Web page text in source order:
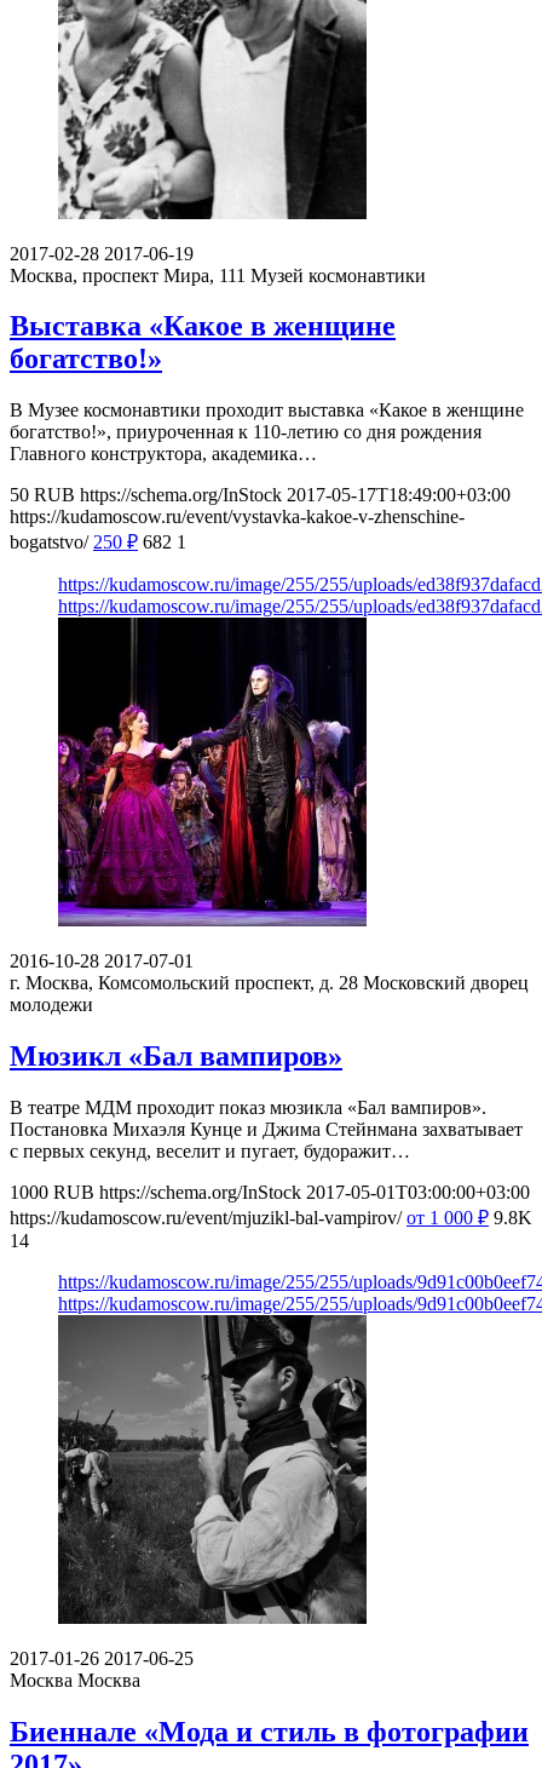
2017-02-28 2017-06-19
Москва, проспект Мира, 111 Музей космонавтики
Выставка «Какое в женщине
богатство!»
В Музее космонавтики проходит выставка «Какое в женщине
богатство!», приуроченная к 110-летию со дня рождения
Главного конструктора, академика…
50 RUB https://schema.org/InStock 2017-05-17T18:49:00+03:00
https://kudamoscow.ru/event/vystavka-kakoe-v-zhenschine-
bogatstvo/ 250 ₽ 682 1
https://kudamoscow.ru/image/255/255/uploads/
https://kudamoscow.ru/image/255/255/uploads/
2016-10-28 2017-07-01
г. Москва, Комсомольский проспект, д. 28 Московский дворец
молодежи
Мюзикл «Бал вампиров»
В театре МДМ проходит показ мюзикла «Бал вампиров».
Постановка Михаэля Кунце и Джима Стейнмана захватывает
с первых секунд, веселит и пугает, будоражит…
1000 RUB https://schema.org/InStock 2017-05-01T03:00:00+03:00
https://kudamoscow.ru/event/mjuzikl-bal-vampirov/ от 1 000 ₽ 9.8K
14
https://kudamoscow.ru/image/255/255/uploads/
https://kudamoscow.ru/image/255/255/uploads/
2017-01-26 2017-06-25
Москва Москва
Биеннале «Мода и стиль в фотографии